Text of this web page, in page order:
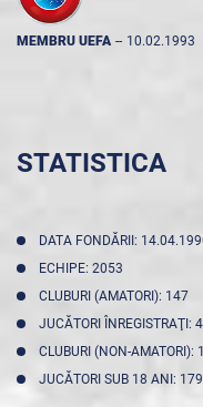
MEMBRU UEFA -- 10.02.1993
STATISTICA
DATA FONDĂRII:
ECHIPE: 2053
CLUBURI (AMATORI): 147
JUCĂTORI ÎNREGISTRAŢI:
CLUBURI (NON-AMATORI):
JUCĂTORI SUB 18 ANI: